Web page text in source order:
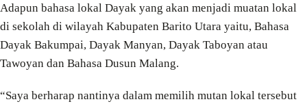
Adapun bahasa lokal Dayak yang akan menjadi muatan lokal
di sekolah di wilayah Kabupaten Barito Utara yaitu, Bahasa
Dayak Bakumpai, Dayak Manyan, Dayak Taboyan atau
Tawoyan dan Bahasa Dusun Malang.
“Saya berharap nantinya dalam memilih mutan lokal tersebut